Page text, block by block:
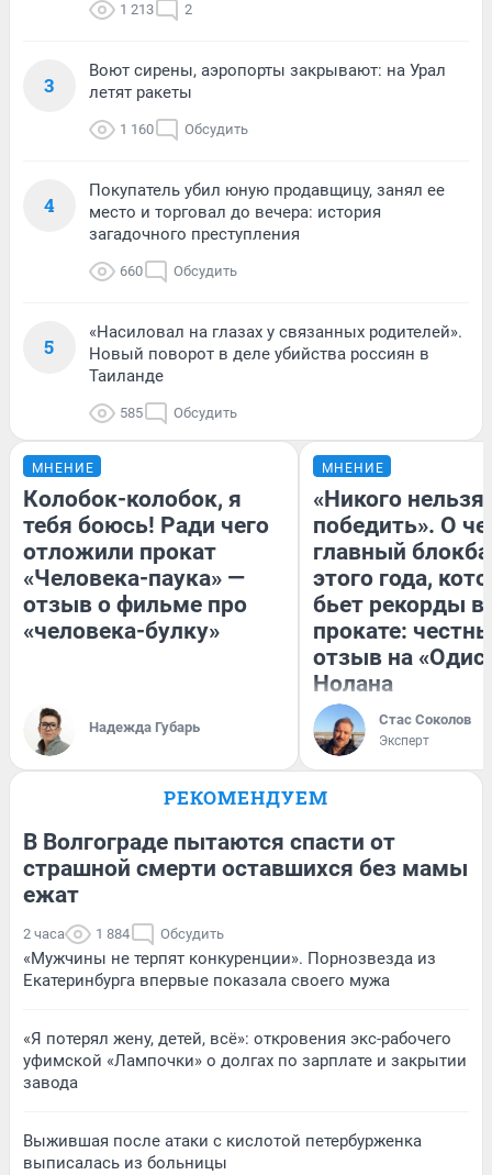
1 213 2
3
Воют сирены, аэропорты закрывают: на Урал
летят ракеты
1 160 Обсудить
4
Покупатель убил юную продавщицу, занял ее
место и торговал до вечера: история
загадочного преступления
660 Обсудить
5
«Насиловал на глазах у связанных родителей».
Новый поворот в деле убийства россиян в
Таиланде
585 Обсудить
МНЕНИЕ
Колобок-колобок, я
тебя боюсь! Ради чего
отложили прокат
«Человека-паука» —
отзыв о фильме про
«человека-булку»
Надежда Губарь
МНЕНИЕ
«Никого нельзя
победить». О
главный
этого года,
бьет рекорды в
прокате:
отзыв на
Нолана
Стас Соколов
Эксперт
РЕКОМЕНДУЕМ
В Волгограде пытаются спасти от
страшной смерти оставшихся без мамы
ежат
2 часа 1 884 Обсудить
«Мужчины не терпят конкуренции». Порнозвезда из
Екатеринбурга впервые показала своего мужа
«Я потерял жену, детей, всё»: откровения экс-рабочего
уфимской «Лампочки» о долгах по зарплате и закрытии
завода
Выжившая после атаки с кислотой петербурженка
выписалась из больницы